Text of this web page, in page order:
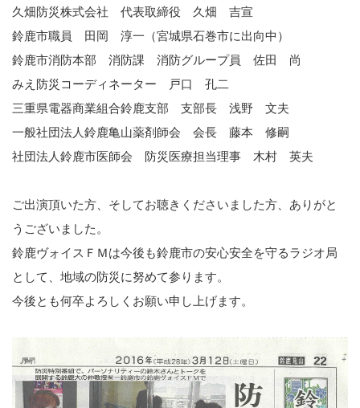
久畑防災株式会社 代表取締役 久畑 吉宣
鈴鹿市職員 田岡 淳一（宮城県石巻市に出向中）
鈴鹿市消防本部 消防課 消防グループ員 佐田 尚
みえ防災コーディネーター 戸口 孔二
三重県電器商業組合鈴鹿支部 支部長 浅野 文夫
一般社団法人鈴鹿亀山薬剤師会 会長 藤本 修嗣
社団法人鈴鹿市医師会 防災医療担当理事 木村 英夫
ご出演頂いた方、そしてお聴きくださいました方、ありがと
うございました。
鈴鹿ヴォイスＦＭは今後も鈴鹿市の安心安全を守るラジオ局
として、地域の防災に努めて参ります。
今後とも何卒よろしくお願い申し上げます。